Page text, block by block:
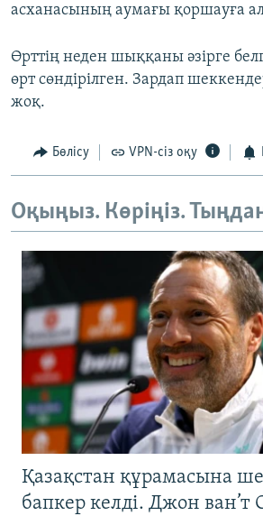
асханасының аумағы қоршауға
Өрттің неден шыққаны әзірге
өрт сөндірілген. Зардап
жоқ.
Бөлісу VPN-сіз оқу
Оқыңыз. Көріңіз.
Қазақстан құрамасына
бапкер келді. Джон ван’т